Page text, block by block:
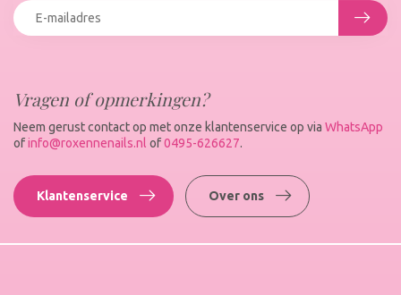
Vragen of opmerkingen?
Neem gerust contact op met onze klantenservice op via WhatsApp
ofinfo@roxennenails.nl of0495-626627.
Klantenservice Over ons